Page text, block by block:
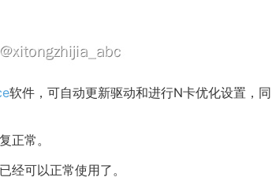
软件，可自动更新驱动和进行N卡优化设置，
常。
可以正常使用了。